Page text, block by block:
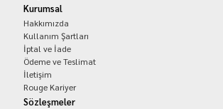
Kurumsal
Hakkımızda
Kullanım Şartları
İptal ve İade
Ödeme ve Teslimat
İletişim
Rouge Kariyer
Sözleşmeler